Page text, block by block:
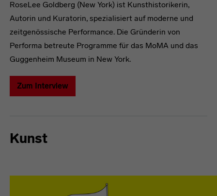
RoseLee Goldberg (New York) ist Kunsthistorikerin,
Autorin und Kuratorin, spezialisiert auf moderne und
zeitgenössische Performance. Die Gründerin von
Performa betreute Programme für das MoMA und das
Guggenheim Museum in New York.
Zum Interview
Kunst